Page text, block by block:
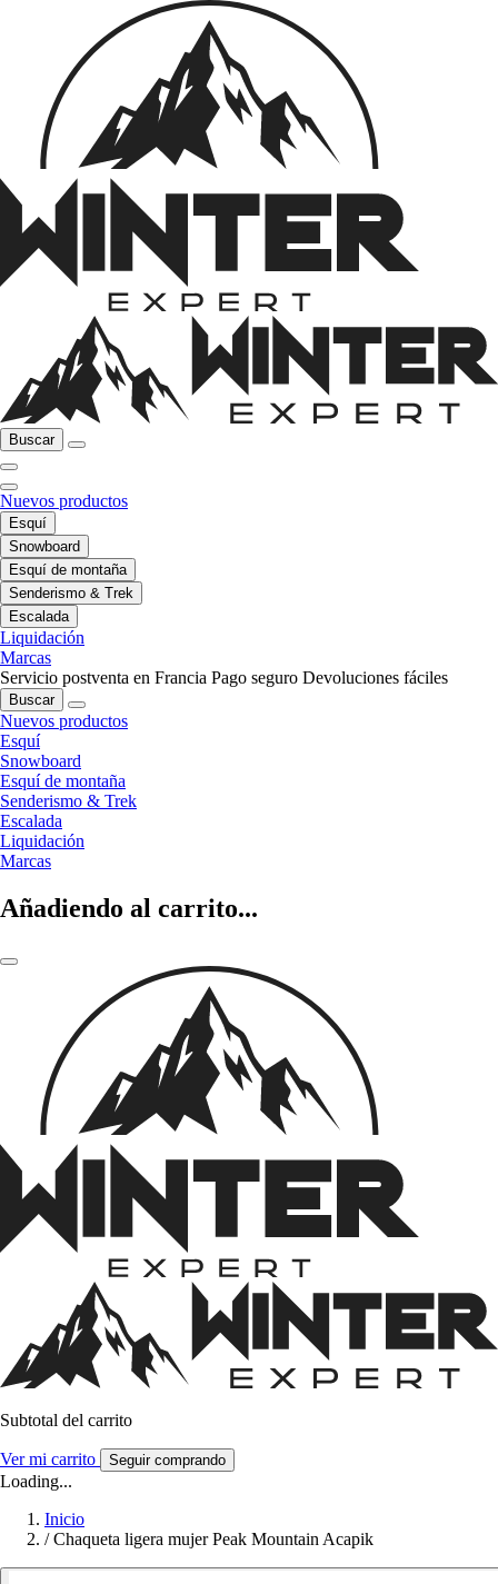
Buscar
Nuevos productos
Esquí
Snowboard
Esquí de montaña
Senderismo & Trek
Escalada
Liquidación
Marcas
Servicio postventa en Francia Pago seguro Devoluciones fáciles
Buscar
Nuevos productos
Esquí
Snowboard
Esquí de montaña
Senderismo & Trek
Escalada
Liquidación
Marcas
Añadiendo al carrito...
Subtotal del carrito
Ver mi carrito Seguir comprando
Loading...
Inicio
/ Chaqueta ligera mujer Peak Mountain Acapik